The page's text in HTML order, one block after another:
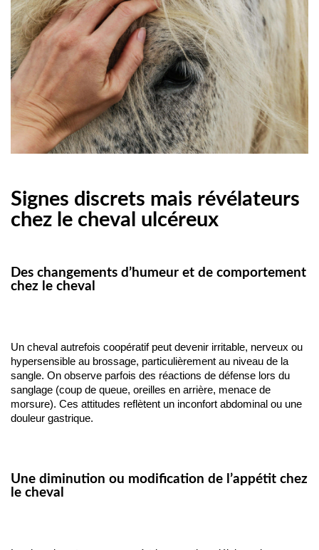
Signes discrets mais révélateurs
chez le cheval ulcéreux
Des changements d’humeur et de comportement
chez le cheval
Un cheval autrefois coopératif peut devenir irritable, nerveux ou
hypersensible au brossage, particulièrement au niveau de la
sangle. On observe parfois des réactions de défense lors du
sanglage (coup de queue, oreilles en arrière, menace de
morsure). Ces attitudes reflètent un inconfort abdominal ou une
douleur gastrique.
Une diminution ou modification de l’appétit chez
le cheval